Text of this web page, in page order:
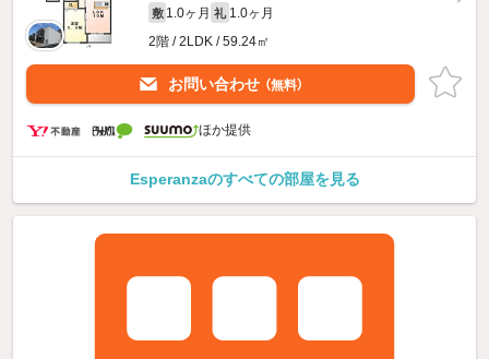
敷 1.0ヶ月 礼 1.0ヶ月
2階 / 2LDK / 59.24㎡
お問い合わせ （無料）
ほか提供
Esperanzaのすべての部屋を見る